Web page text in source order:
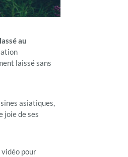
au
laissé sans
asiatiques,
joie de ses
pour